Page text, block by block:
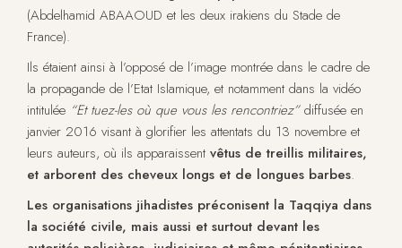
(Abdelhamid ABAAOUD et les deux irakiens du Stade de
France).
Ils étaient ainsi à l’opposé de l’image montrée dans le cadre de
la propagande de l’Etat Islamique, et notamment dans la vidéo
intitulée “Et tuez-les où que vous les rencontriez”diffusée en
janvier 2016 visant à glorifier les attentats du 13 novembre et
leurs auteurs, où ils apparaissent vêtus de treillis militaires,
et arborent des cheveux longs et de longues barbes.
Les organisations jihadistes préconisent la Taqqiya dans
la société civile, mais aussi et surtout devant les